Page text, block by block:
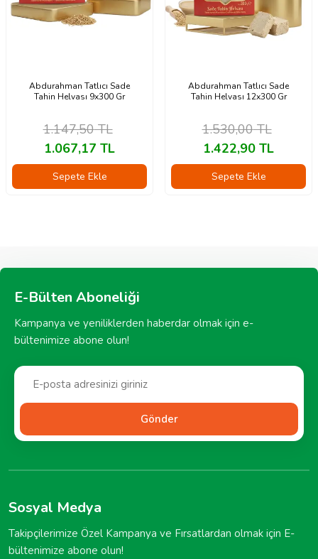
Abdurahman Tatlıcı Sade
Tahin Helvası 9x300 Gr
1.147,50TL
1.067,17 TL
Sepete Ekle
Abdurahman Tatlıcı Sade
Tahin Helvası 12x300 Gr
1.530,00TL
1.422,90 TL
Sepete Ekle
E-Bülten Aboneliği
Kampanya ve yeniliklerden haberdar olmak için e-
bültenimize abone olun!
Gönder
Sosyal Medya
Takipçilerimize Özel Kampanya ve Fırsatlardan olmak için E-
bültenimize abone olun!